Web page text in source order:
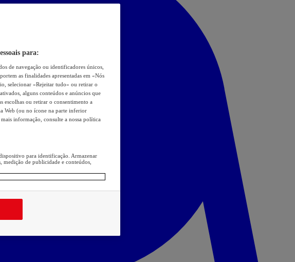
para:
de navegação ou identificadores únicos,
as finalidades apresentadas em «Nós
selecionar «Rejeitar tudo» ou retirar o
alguns conteúdos e anúncios que
escolhas ou retirar o consentimento a
Web (ou no ícone na parte inferior
mais informação, consulte a nossa política
para identificação. Armazenar
de publicidade e conteúdos,